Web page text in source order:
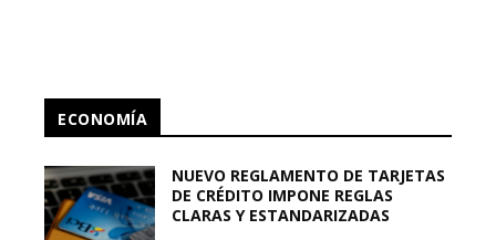
ECONOMÍA
NUEVO REGLAMENTO DE TARJETAS
DE CRÉDITO IMPONE REGLAS
CLARAS Y ESTANDARIZADAS